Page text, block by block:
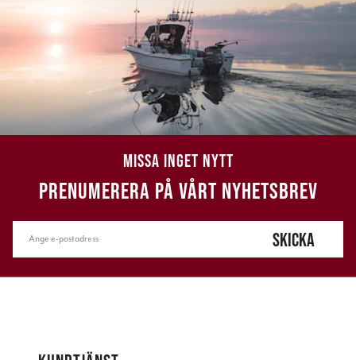
MISSA INGET NYTT
PRENUMERERA PÅ VÅRT NYHETSBREV
SKICKA